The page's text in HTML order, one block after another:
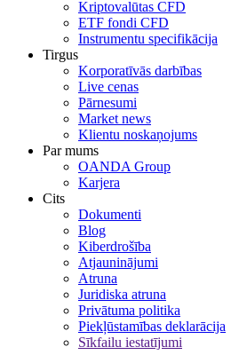
Kriptovalūtas CFD
ETF fondi CFD
Instrumentu specifikācija
Tirgus
Korporatīvās darbības
Live cenas
Pārnesumi
Market news
Klientu noskaņojums
Par mums
OANDA Group
Karjera
Cits
Dokumenti
Blog
Kiberdrošība
Atjauninājumi
Atruna
Juridiska atruna
Privātuma politika
Piekļūstamības deklarācija
Sīkfailu iestatījumi